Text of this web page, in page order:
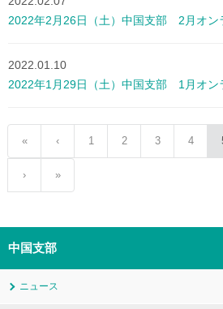
2022年2月26日（土）中国支部 2月オン
2022.01.10
2022年1月29日（土）中国支部 1月オン
« ‹ 1 2 3 4
› »
中国支部
ニュース